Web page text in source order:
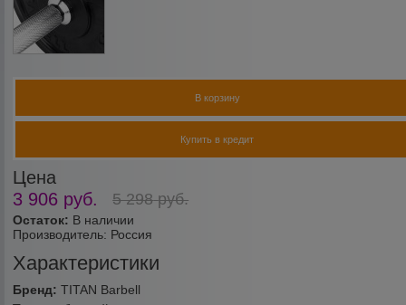
Остаток: В наличии
Производитель: Россия
Характеристики
Бренд:TITAN Barbell
Цена
5 298 руб.
3 906 руб.
В корзину
Купить в кредит